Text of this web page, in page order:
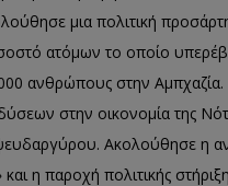
μια πολιτική
ατόμων το οποίο
ανθρώπους στην
στην οικονομία της
Ακολούθησε η
η παροχή πολιτικής